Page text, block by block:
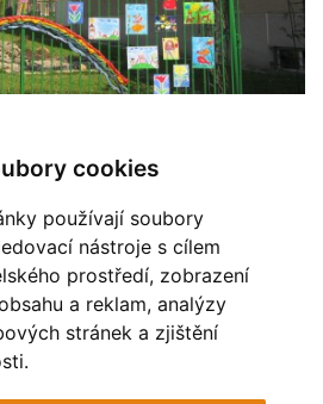
cookies
používají soubory
nástroje s cílem
prostředí, zobrazení
a reklam, analýzy
stránek a zjištění
Zpět do složky
3|4| 5|6|7(čas ve vteřinách)